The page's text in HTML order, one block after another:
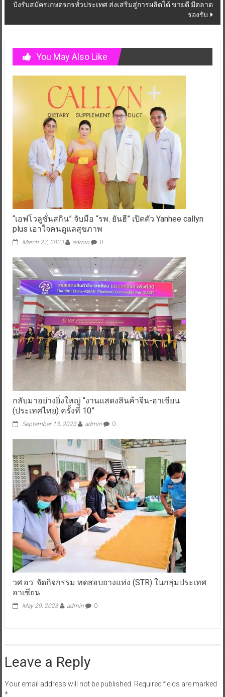
ปังรับสมัครเกษตรกรทั่วประเทศ ส่งเสริมสู่การผลิตได้ ขายดี มีตลาด
รองรับ
You May Also Like
“เอฟโวลูชั่นสกิน” จับมือ “รพ. ยันฮี” เปิดตัว Yanhee callyn
plus เอาใจคนดูแลสุขภาพ
March 27, 2023 admin 0
กลับมาอย่างยิ่งใหญ่ “งานแสดงสินค้าจีน-อาเซียน
(ประเทศไทย) ครั้งที่ 10”
September 13, 2023 admin 0
วศ.อว. จัดกิจกรรม ทดสอบยางแท่ง (STR) ในกลุ่มประเทศ
อาเซียน
May 29, 2023 admin 0
Leave a Reply
Your email address will not be published. Required fields are marked
*